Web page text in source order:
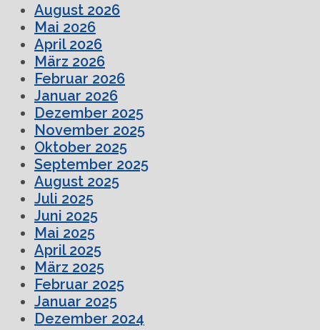
August 2026
Mai 2026
April 2026
März 2026
Februar 2026
Januar 2026
Dezember 2025
November 2025
Oktober 2025
September 2025
August 2025
Juli 2025
Juni 2025
Mai 2025
April 2025
März 2025
Februar 2025
Januar 2025
Dezember 2024